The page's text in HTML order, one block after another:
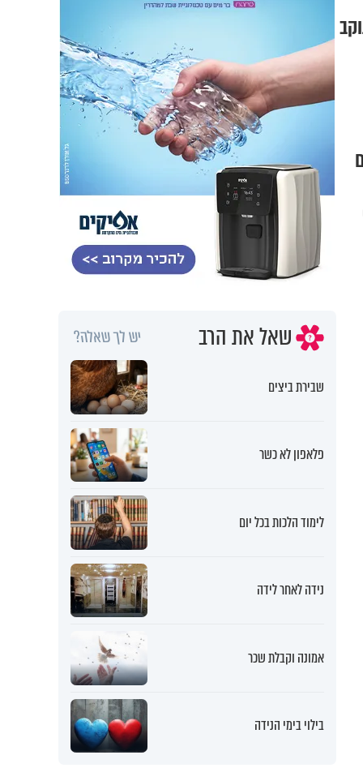
שאל את הרב יש לך שאלה?
שבירת ביצים
פלאפון לא כשר
לימוד הלכות בכל יום
נידה לאחר לידה
אמונה וקבלת שכר
בילוי בימי הנידה